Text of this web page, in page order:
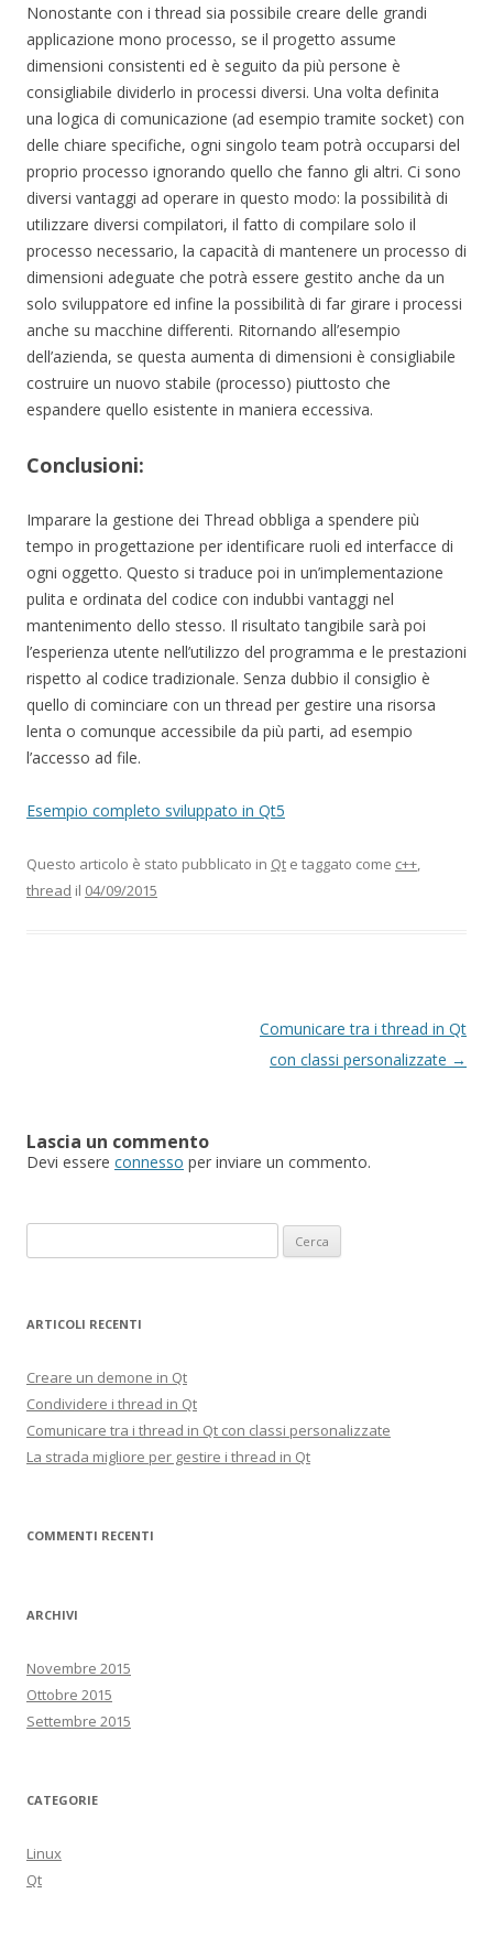
Nonostante con i thread sia possibile creare delle grandi
applicazione mono processo, se il progetto assume
dimensioni consistenti ed è seguito da più persone è
consigliabile dividerlo in processi diversi. Una volta definita
una logica di comunicazione (ad esempio tramite socket) con
delle chiare specifiche, ogni singolo team potrà occuparsi del
proprio processo ignorando quello che fanno gli altri. Ci sono
diversi vantaggi ad operare in questo modo: la possibilità di
utilizzare diversi compilatori, il fatto di compilare solo il
processo necessario, la capacità di mantenere un processo di
dimensioni adeguate che potrà essere gestito anche da un
solo sviluppatore ed infine la possibilità di far girare i processi
anche su macchine differenti. Ritornando all’esempio
dell’azienda, se questa aumenta di dimensioni è consigliabile
costruire un nuovo stabile (processo) piuttosto che
espandere quello esistente in maniera eccessiva.
Conclusioni:
Imparare la gestione dei Thread obbliga a spendere più
tempo in progettazione per identificare ruoli ed interfacce di
ogni oggetto. Questo si traduce poi in un’implementazione
pulita e ordinata del codice con indubbi vantaggi nel
mantenimento dello stesso. Il risultato tangibile sarà poi
l’esperienza utente nell’utilizzo del programma e le prestazioni
rispetto al codice tradizionale. Senza dubbio il consiglio è
quello di cominciare con un thread per gestire una risorsa
lenta o comunque accessibile da più parti, ad esempio
l’accesso ad file.
Esempio completo sviluppato in Qt5
Questo articolo è stato pubblicato in Qt e taggato come c++,
thread il 04/09/2015
g
a
r
t
i
Comunicare tra i thread in Qt
con classi personalizzate →
Lascia un commento
Devi essere connesso per inviare un commento.
per:
ARTICOLI RECENTI
Creare un demone in Qt
Condividere i thread in Qt
Comunicare tra i thread in Qt con classi personalizzate
La strada migliore per gestire i thread in Qt
COMMENTI RECENTI
ARCHIVI
Novembre 2015
Ottobre 2015
Settembre 2015
CATEGORIE
Linux
Qt